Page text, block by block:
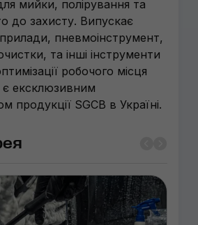
мийки, полірування та
до захисту. Випускає
пневмоінструмент,
та інші інструменти
робочого місця
ексклюзивним
продукції SGCB в Україні.